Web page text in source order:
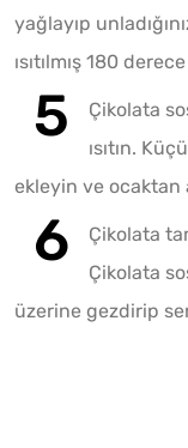
yağlayıp
ısıtılmış 180
Çikolata
ısıtın.
ekleyin ve ocaktan
Çikolata
Çikolata
üzerine gezdirip